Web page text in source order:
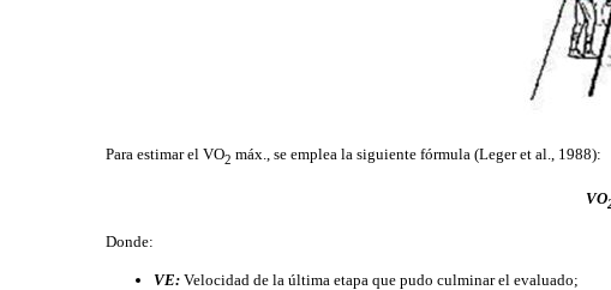
Para estimar el VO2 máx., se emplea la siguiente fórmula (Leger et al., 1988):
VO
Donde:
VE: Velocidad de la última etapa que pudo culminar el evaluado;